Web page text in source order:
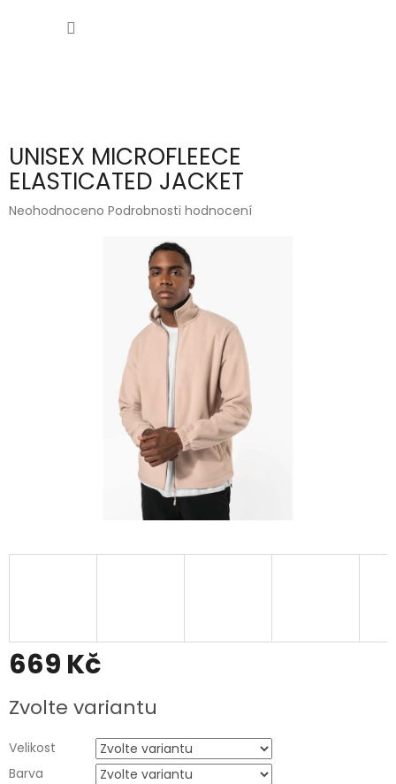
UNISEX MICROFLEECE
ELASTICATED JACKET
Průměrné
Neohodnoceno Podrobnosti hodnocení
669 Kč
cena:
Zvolte variantu
Velikost
Barva